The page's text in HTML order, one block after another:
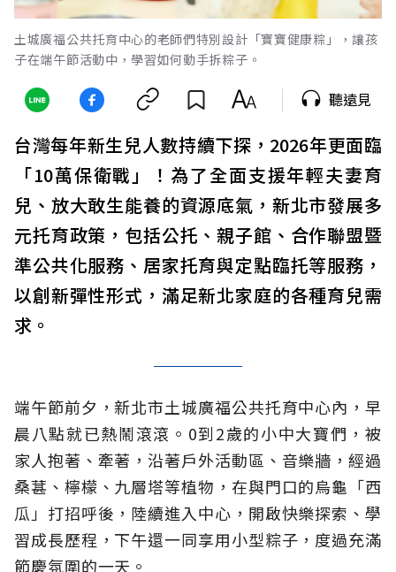
土城廣福公共托育中心的老師們特別設計「寶寶健康粽」，讓孩
子在端午節活動中，學習如何動手拆粽子。
聽遠見
台灣每年新生兒人數持續下探，2026年更面臨
「10萬保衛戰」！為了全面支援年輕夫妻育
兒、放大敢生能養的資源底氣，新北市發展多
元托育政策，包括公托、親子館、合作聯盟暨
準公共化服務、居家托育與定點臨托等服務，
以創新彈性形式，滿足新北家庭的各種育兒需
求。
端午節前夕，新北市土城廣福公共托育中心內，早
晨八點就已熱鬧滾滾。0到2歲的小中大寶們，被
家人抱著、牽著，沿著戶外活動區、音樂牆，經過
桑葚、檸檬、九層塔等植物，在與門口的烏龜「西
瓜」打招呼後，陸續進入中心，開啟快樂探索、學
習成長歷程，下午還一同享用小型粽子，度過充滿
節慶氛圍的一天。